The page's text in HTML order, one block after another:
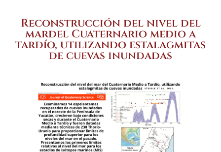
Reconstrucción del nivel del
mardel Cuaternario medio a
tardío, utilizando estalagmitas
de cuevas inundadas